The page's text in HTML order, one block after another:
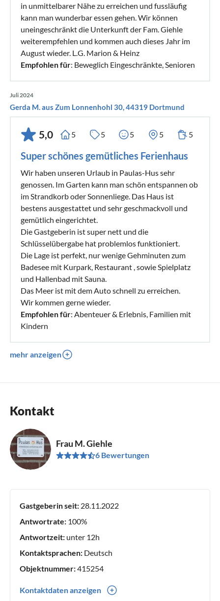
in unmittelbarer Nähe zu erreichen und fussläufig
kann man wunderbar essen gehen. Wir können
uneingeschränkt die Unterkunft der Fam. Giehle
weiterempfehlen und kommen auch dieses Jahr im
August wieder. L.G. Marion & Heinz
Empfohlen für: Beweglich Eingeschränkte, Senioren
Juli 2024
Gerda M. aus Zum Lonnenhohl 30, 44319 Dortmund
5,0 5 5 5 5 5
Super schönes gemütliches Ferienhaus
Wir haben unseren Urlaub in Paulas-Hus sehr
genossen. Im Garten kann man schön entspannen ob
im Strandkorb oder Sonnenliege. Das Haus ist
bestens ausgestattet und sehr geschmackvoll und
gemütlich eingerichtet.
Die Gastgeberin ist super nett und die
Schlüsselübergabe hat problemlos funktioniert.
Die Lage ist perfekt, nur wenige Gehminuten zum
Badesee mit Kurpark, Restaurant , sowie Spielplatz
und Hallenbad mit Sauna.
Das Meer ist mit dem Auto schnell zu erreichen.
Wir kommen gerne wieder.
Empfohlen für: Abenteuer & Erlebnis, Familien mit
Kindern
mehr anzeigen
Kontakt
Frau M. Giehle
6 Bewertungen
Gastgeberin seit: 28.11.2022
Antwortrate: 100%
Antwortzeit: unter 12h
Kontaktsprachen: Deutsch
Objektnummer:415254
Kontaktdaten anzeigen